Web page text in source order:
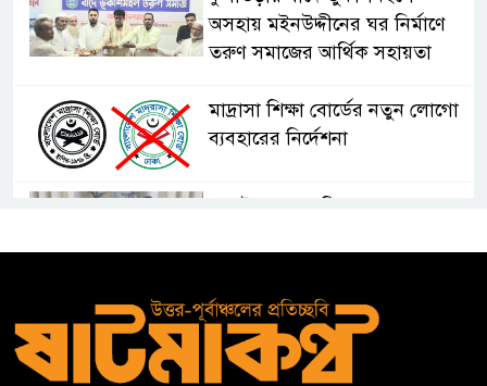
অসহায় মইনউদ্দীনের ঘর নির্মাণে
তরুণ সমাজের আর্থিক সহায়তা
মাদ্রাসা শিক্ষা বোর্ডের নতুন লোগো
ব্যবহারের নির্দেশনা
কুলাউড়ার ভাটেরা স্টেশন বাজারে
বিট পুলিশিং সভা অনুষ্ঠিত